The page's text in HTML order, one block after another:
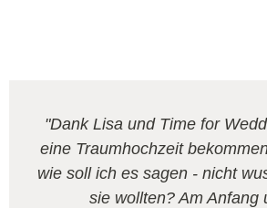
"Dank Lisa und Time for
eine Traumhochzeit
wie soll ich es sagen - nicht
sie wollten? Am Anfang